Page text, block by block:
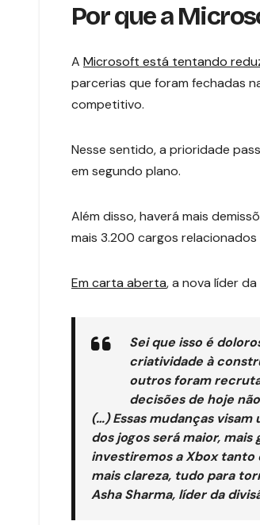
Por que a
A Microsoft está tentando
parcerias que foram fechadas
competitivo.
Nesse sentido, a prioridade
em segundo plano.
Além disso, haverá mais
mais 3.200 cargos
Em carta aberta, a nova líder
Sei que isso é
criatividade à
outros foram
decisões de hoje
(…) Essas mudanças
dos jogos será maior,
investiremos a Xbox tanto
mais clareza, tudo para
Asha Sharma, líder da